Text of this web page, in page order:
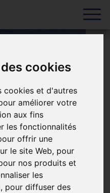
cookies
cookies et d'autres
améliorer votre
aux fins
les fonctionnalités
offrir une
le site Web, pour
nos produits et
les
, pour diffuser des
de production de bouchons
– Usine de